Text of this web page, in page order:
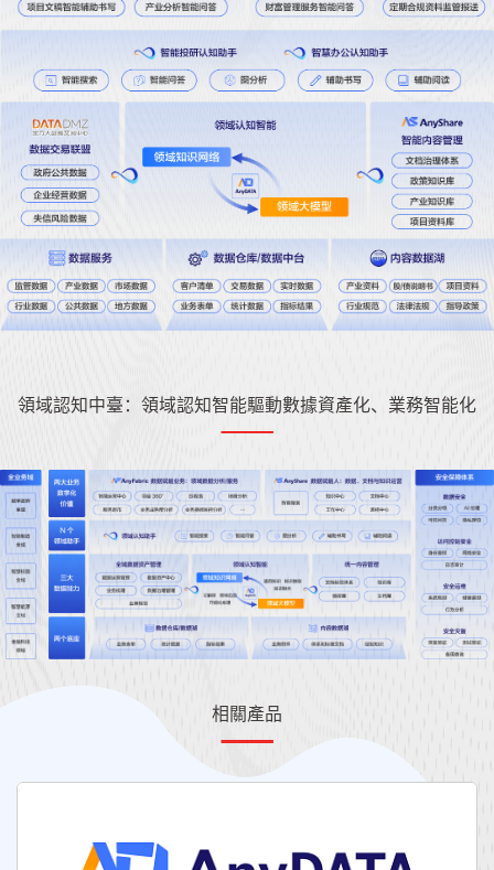
領域認知中臺：領域認知智能驅動數據資產化、業務智能化
相關產品